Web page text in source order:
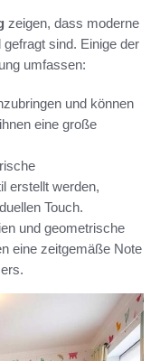
zeigen, dass moderne
sind. Einige der
umfassen:
und können
eine große
erstellt werden,
Touch.
und geometrische
eine zeitgemäße Note